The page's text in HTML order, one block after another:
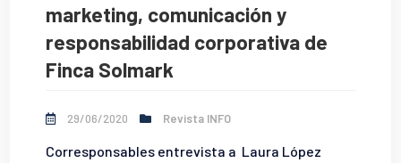
marketing, comunicación y
responsabilidad corporativa de
Finca Solmark
29/06/2020 Revista INFO
Corresponsables entrevista a Laura López